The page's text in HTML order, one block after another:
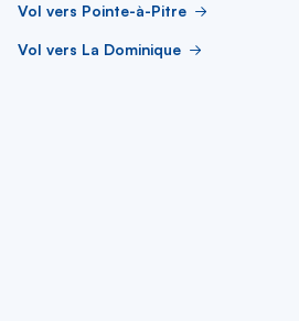
Vol vers Pointe-à-Pitre
Vol vers La Dominique